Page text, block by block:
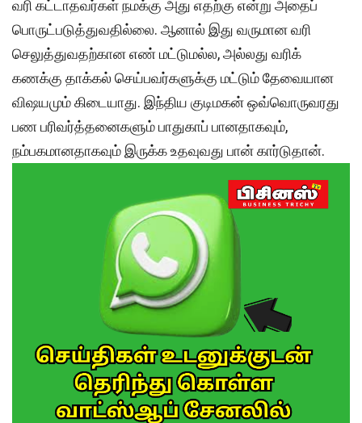
வரி கட்டாதவர்கள் நமக்கு அது எதற்கு என்று அதைப்
பொருட்படுத்துவதில்லை. ஆனால் இது வருமான வரி
செலுத்துவதற்கான எண் மட்டுமல்ல, அல்லது வரிக்
கணக்கு தாக்கல் செய்பவர்களுக்கு மட்டும் தேவையான
விஷயமும் கிடையாது. இந்திய குடிமகன் ஒவ்வொருவரது
பண பரிவர்த்தனைகளும் பாதுகாப் பானதாகவும்,
நம்பகமானதாகவும் இருக்க உதவுவது பான் கார்டுதான்.